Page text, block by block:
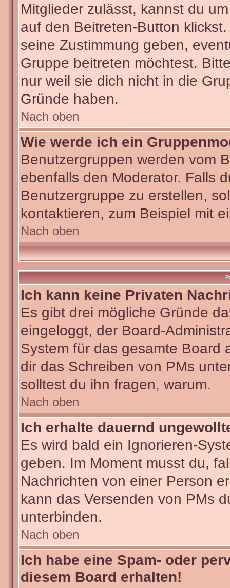
Mitglieder zulässt, kannst du
auf den Beitreten-Button
seine Zustimmung geben,
Gruppe beitreten möchtest.
nur weil sie dich nicht in die
Gründe haben.
Nach oben
Wie werde ich ein
Benutzergruppen werden vom
ebenfalls den Moderator. Falls
Benutzergruppe zu erstellen,
kontaktieren, zum Beispiel mit
Nach oben
Ich kann keine Privaten
Es gibt drei mögliche Gründe
eingeloggt, der Board-
System für das gesamte Board
dir das Schreiben von PMs
solltest du ihn fragen, warum.
Nach oben
Ich erhalte dauernd
Es wird bald ein Ignorieren-
geben. Im Moment musst du,
Nachrichten von einer Person
kann das Versenden von PMs
unterbinden.
Nach oben
Ich habe eine Spam- oder
diesem Board erhalten!